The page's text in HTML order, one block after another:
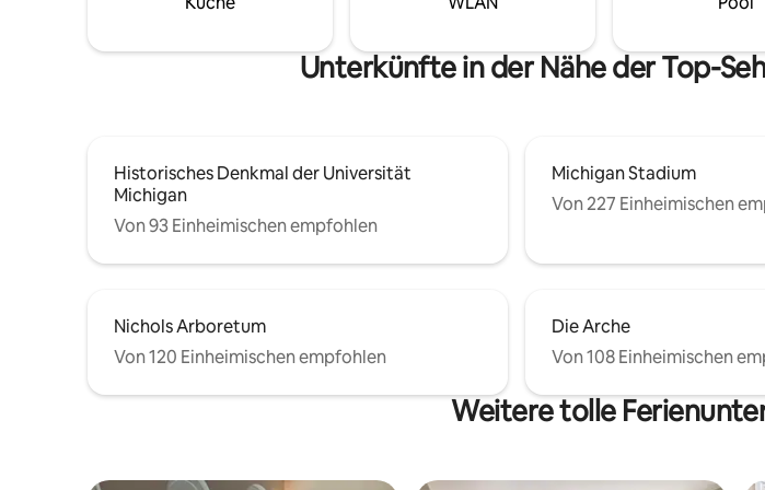
Arbor entfernt. Der Raum umfasst ein
Zweibett-/Kingsize-Doppelbett
genutzt), Wohn-/Ess-/Arbeitsbereich
Küche direkt vor deiner Haustür
eine Unterkunft, die du nicht verpassen
solltest! STR26-3686
Unterkünfte in der Nähe der Top-
Historisches Denkmal der Universität
Michigan
Von 93 Einheimischen empfohlen
Michigan Stadium
Von 227 Einheimischen
Nichols Arboretum
Von 120 Einheimischen empfohlen
Die Arche
Von 108 Einheimischen
Weitere tolle